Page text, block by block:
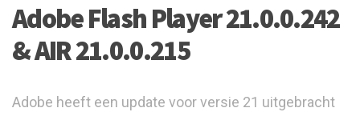
Adobe Flash Player 21.0.0.242
& AIR 21.0.0.215
Adobe heeft een update voor versie 21 uitgebracht